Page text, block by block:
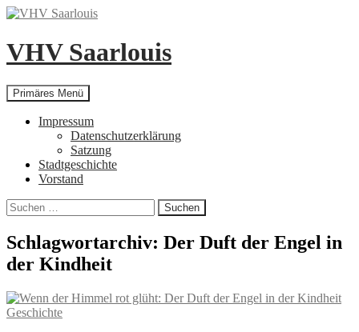
Zum
springen
VHV Saarlouis
Suchen
Primäres Menü
Impressum
Datenschutzerklärung
Satzung
Stadtgeschichte
Vorstand
Suchen
nach:
Schlagwortarchiv: Der Duft der Engel in
der Kindheit
Geschichte